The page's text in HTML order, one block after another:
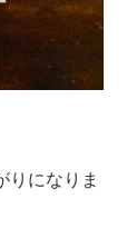
りになりま